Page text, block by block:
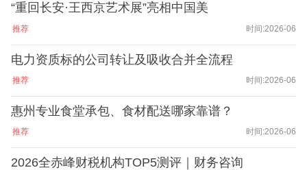
“重回长安·王西京艺术展”亮相中国美
推荐 时间:2026-06
电力资质标的公司转让及吸收合并全流程
推荐 时间:2026-06
惠州专业食堂承包、食材配送哪家靠谱？
推荐 时间:2026-06
2026全赤峰财税机构TOP5测评｜财务咨询